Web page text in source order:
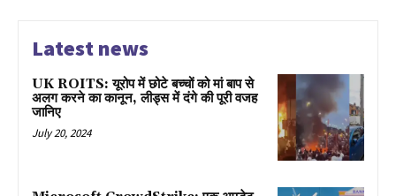
Latest news
UK ROITS: यूरोप में छोटे बच्चों को मां बाप से
अलग करने का कानून, लीड्स में दंगे की पूरी वजह
जानिए
July 20, 2024